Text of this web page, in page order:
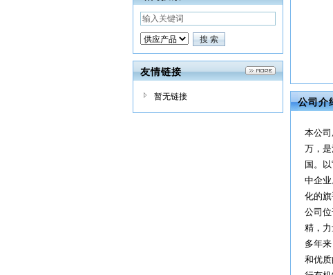
友情链接
暂无链接 公司介
本公
万，
国。
中企
化的旗
公司
精，力
多年
和优